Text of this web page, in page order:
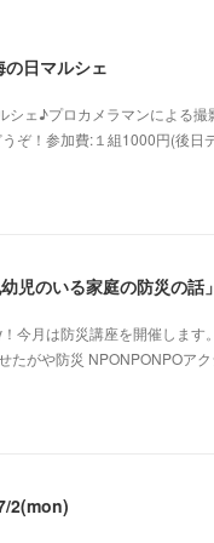
の日マルシェ
ェ♪プロカメラマンによる撮
ぞ！参加費:１組1000円(後日
児のいる家庭の防災の話
今月は防災講座を開催しま
たがや防災 NPONPONPOア
2(mon)